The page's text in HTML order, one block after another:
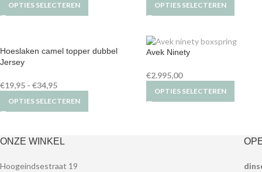
OPTIES SELECTEREN OPTIES SELECTEREN
Hoeslaken camel topper dubbel
Jersey
€19,95 - €34,95
OPTIES SELECTEREN
Avek Ninety
€2.995,00
OPTIES SELECTEREN
ONZE WINKEL
Hoogeindsestraat 19